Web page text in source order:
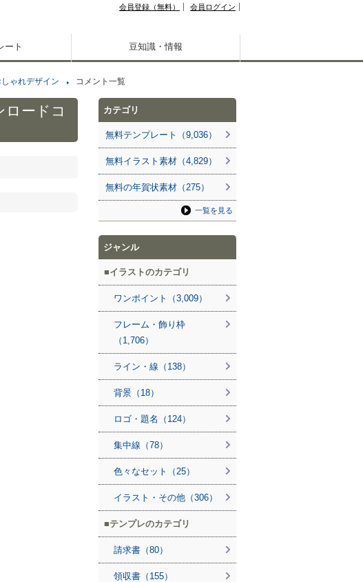
会員登録（無料） 会員ログイン
ート 豆知識・情報
ゃれデザイン コメント一覧
ロードコ
カテゴリ
無料テンプレート（9,036）
無料イラスト素材（4,829）
無料の年賀状素材（275）
一覧を見る
ジャンル
イラストのカテゴリ
ワンポイント（3,009）
フレーム・飾り枠
（1,706）
ライン・線（138）
背景（18）
ロゴ・題名（124）
集中線（78）
色々なセット（25）
イラスト・その他（306）
テンプレのカテゴリ
請求書（80）
領収書（155）